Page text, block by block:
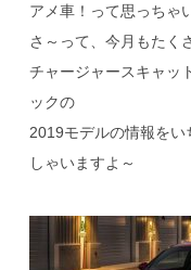
アメ車！って思っちゃ
さ～って、今月もたく
チャージャースキャッ
ックの
2019モデルの情報を
しゃいますよ～